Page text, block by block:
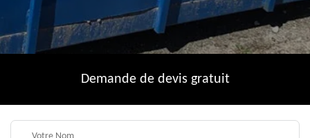
Demande de devis gratuit